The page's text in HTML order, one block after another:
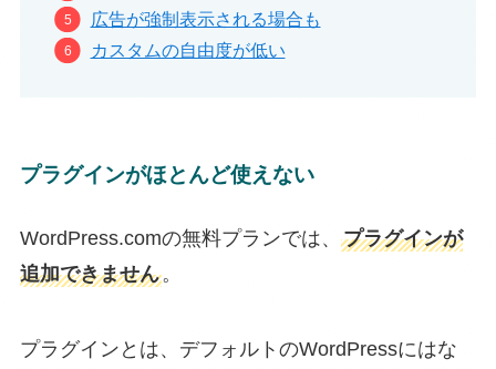
広告が強制表示される場合も
カスタムの自由度が低い
プラグインがほとんど使えない
WordPress.comの無料プランでは、 プラグインが
追加できません。
プラグインとは、デフォルトのWordPressにはな